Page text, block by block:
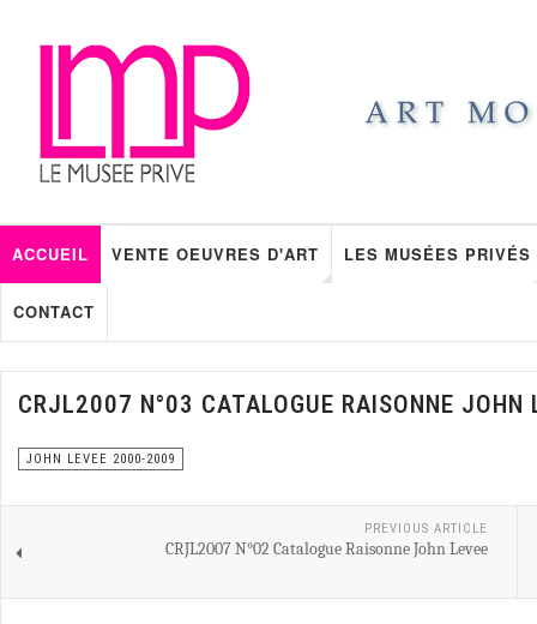
ACCUEIL VENTE OEUVRES D'ART LES MUSÉES PRIVÉS
CONTACT
CRJL2007 N°03 CATALOGUE RAISONNE JOHN
JOHN LEVEE 2000-2009
PREVIOUS ARTICLE
CRJL2007 N°02 Catalogue Raisonne John Levee